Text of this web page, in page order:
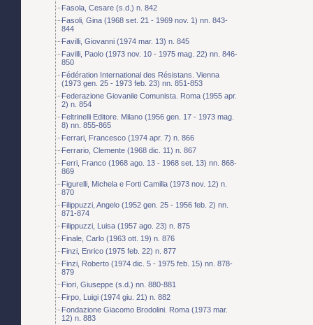
Fasola, Cesare (s.d.) n. 842
Fasoli, Gina (1968 set. 21 - 1969 nov. 1) nn. 843-
844
Favilli, Giovanni (1974 mar. 13) n. 845
Favilli, Paolo (1973 nov. 10 - 1975 mag. 22) nn. 846-
850
Fédération International des Résistans. Vienna
(1973 gen. 25 - 1973 feb. 23) nn. 851-853
Federazione Giovanile Comunista. Roma (1955 apr.
2) n. 854
Feltrinelli Editore. Milano (1956 gen. 17 - 1973 mag.
8) nn. 855-865
Ferrari, Francesco (1974 apr. 7) n. 866
Ferrario, Clemente (1968 dic. 11) n. 867
Ferri, Franco (1968 ago. 13 - 1968 set. 13) nn. 868-
869
Figurelli, Michela e Forti Camilla (1973 nov. 12) n.
870
Filippuzzi, Angelo (1952 gen. 25 - 1956 feb. 2) nn.
871-874
Filippuzzi, Luisa (1957 ago. 23) n. 875
Finale, Carlo (1963 ott. 19) n. 876
Finzi, Enrico (1975 feb. 22) n. 877
Finzi, Roberto (1974 dic. 5 - 1975 feb. 15) nn. 878-
879
Fiori, Giuseppe (s.d.) nn. 880-881
Firpo, Luigi (1974 giu. 21) n. 882
Fondazione Giacomo Brodolini. Roma (1973 mar.
12) n. 883